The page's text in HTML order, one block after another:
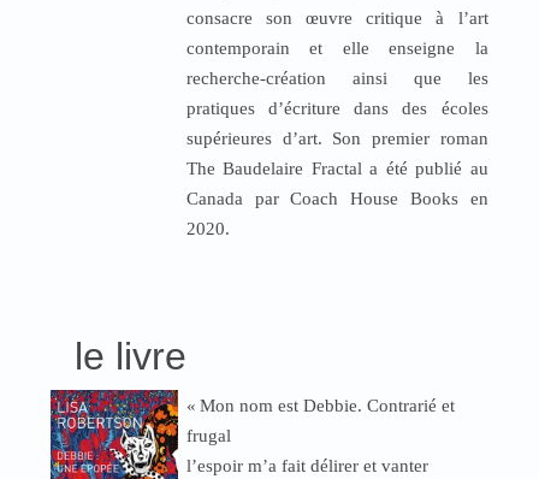
consacre son œuvre critique à l’art
contemporain et elle enseigne la
recherche-création ainsi que les
pratiques d’écriture dans des écoles
supérieures d’art. Son premier roman
The Baudelaire Fractal a été publié au
Canada par Coach House Books en
2020.
le livre
« Mon nom est Debbie. Contrarié et
frugal
l’espoir m’a fait délirer et vanter